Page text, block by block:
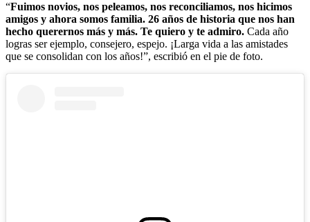
“Fuimos novios, nos peleamos, nos reconciliamos, nos hicimos
amigos y ahora somos familia. 26 años de historia que nos han
hecho querernos más y más. Te quiero y te admiro. Cada año
logras ser ejemplo, consejero, espejo. ¡Larga vida a las amistades
que se consolidan con los años!”, escribió en el pie de foto.